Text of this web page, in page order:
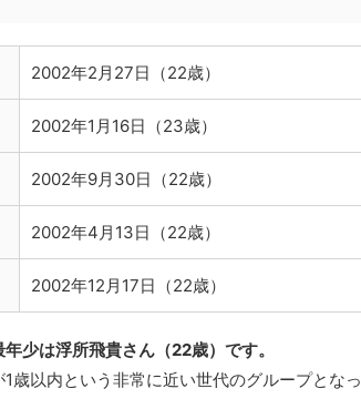
2002年2月27日（22歳）
2002年1月16日（23歳）
2002年9月30日（22歳）
2002年4月13日（22歳）
2002年12月17日（22歳）
少は浮所飛貴さん（22歳）です。
歳以内という非常に近い世代のグループとなっ